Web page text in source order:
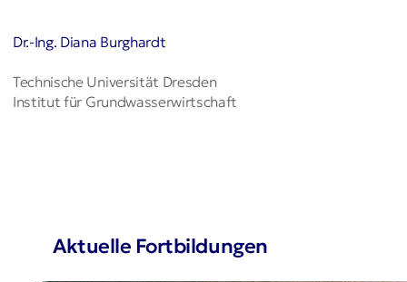
Dr.-Ing. Diana Burghardt
Technische Universität Dresden
Institut für Grundwasserwirtschaft
Aktuelle Fortbildungen